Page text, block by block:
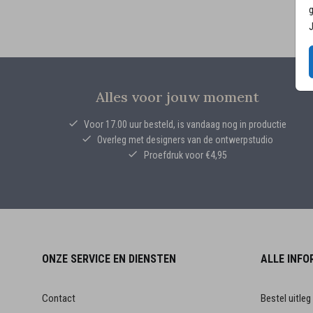
Alles voor jouw moment
Voor 17.00 uur besteld, is vandaag nog in productie
Overleg met designers van de ontwerpstudio
Proefdruk voor €4,95
ONZE SERVICE EN DIENSTEN
Contact
ALLE
Bestel uitleg